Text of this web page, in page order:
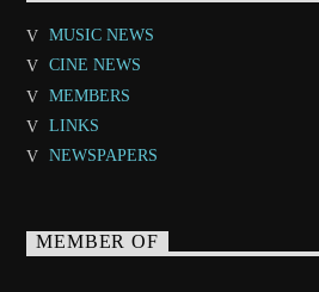
MUSIC NEWS
CINE NEWS
MEMBERS
LINKS
NEWSPAPERS
MEMBER OF